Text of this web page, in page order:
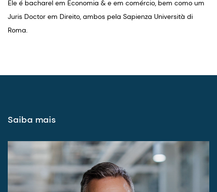
Ele é bacharel em Economia & e em comércio, bem como um
Juris Doctor em Direito, ambos pela Sapienza Università di
Roma.
Saiba mais